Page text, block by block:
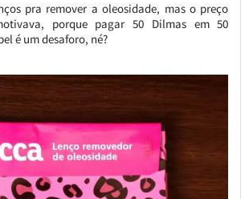
pra remover a oleosidade, mas o preço
porque pagar 50 Dilmas em 50
é um desaforo, né?